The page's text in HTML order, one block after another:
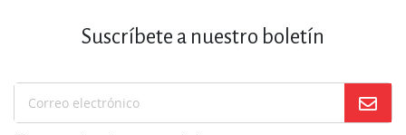
Suscríbete a nuestro boletín
Suscríbase
a